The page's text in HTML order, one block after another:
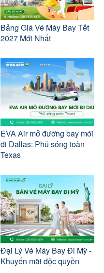
Bảng Giá Vé Máy Bay Tết
2027 Mới Nhất
EVA Air mở đường bay mới
đi Dallas: Phủ sóng toàn
Texas
Đại Lý Vé Máy Bay Đi Mỹ -
Khuyến mãi độc quyền